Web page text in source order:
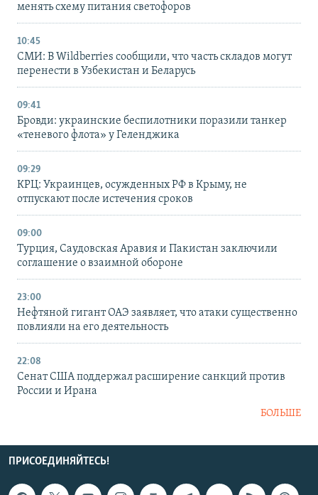
менять схему питания светофоров
10:45
СМИ: В Wildberries сообщили, что часть складов могут
перенести в Узбекистан и Беларусь
09:41
Бровди: украинские беспилотники поразили танкер
«теневого флота» у Геленджика
09:29
КРЦ: Украинцев, осужденных РФ в Крыму, не
отпускают после истечения сроков
09:00
Турция, Саудовская Аравия и Пакистан заключили
соглашение о взаимной обороне
23:00
Нефтяной гигант ОАЭ заявляет, что атаки существенно
повлияли на его деятельность
22:08
Сенат США поддержал расширение санкций против
России и Ирана
БОЛЬШЕ
ПРИСОЕДИНЯЙТЕСЬ!